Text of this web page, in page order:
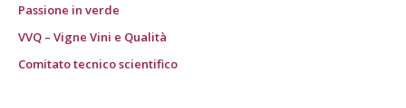
Passione in verde
VVQ – Vigne Vini e Qualità
Comitato tecnico scientifico